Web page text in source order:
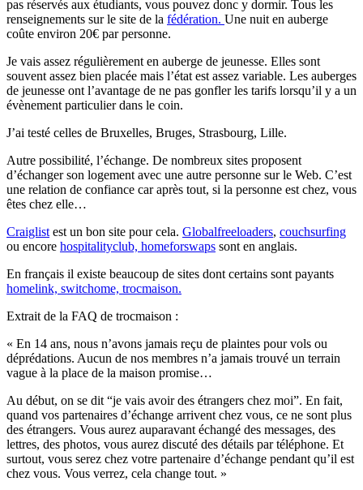
pas réservés aux étudiants, vous pouvez donc y dormir. Tous les
renseignements sur le site de la fédération. Une nuit en auberge
coûte environ 20€ par personne.
Je vais assez régulièrement en auberge de jeunesse. Elles sont
souvent assez bien placée mais l’état est assez variable. Les auberges
de jeunesse ont l’avantage de ne pas gonfler les tarifs lorsqu’il y a un
évènement particulier dans le coin.
J’ai testé celles de Bruxelles, Bruges, Strasbourg, Lille.
Autre possibilité, l’échange. De nombreux sites proposent
d’échanger son logement avec une autre personne sur le Web. C’est
une relation de confiance car après tout, si la personne est chez, vous
êtes chez elle…
Craiglist est un bon site pour cela. Globalfreeloaders, couchsurfing
ou encore hospitalityclub, homeforswaps sont en anglais.
En français il existe beaucoup de sites dont certains sont payants
homelink, switchome, trocmaison.
Extrait de la FAQ de trocmaison :
« En 14 ans, nous n’avons jamais reçu de plaintes pour vols ou
déprédations. Aucun de nos membres n’a jamais trouvé un terrain
vague à la place de la maison promise…
Au début, on se dit “je vais avoir des étrangers chez moi”. En fait,
quand vos partenaires d’échange arrivent chez vous, ce ne sont plus
des étrangers. Vous aurez auparavant échangé des messages, des
lettres, des photos, vous aurez discuté des détails par téléphone. Et
surtout, vous serez chez votre partenaire d’échange pendant qu’il est
chez vous. Vous verrez, cela change tout. »